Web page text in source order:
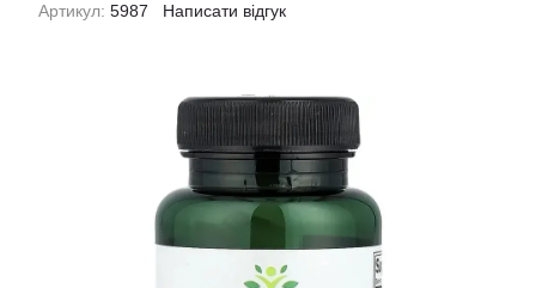
Артикул: 5987 Написати відгук